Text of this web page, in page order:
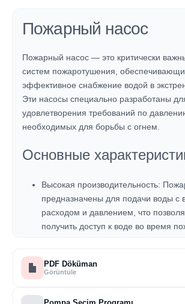
Пожарный насос
Пожарный насос — это критически
систем пожаротушения,
эффективное снабжение водой в
Эти насосы специально разработаны
удовлетворения требований по
необходимых для борьбы с огнем.
Основные
Высокая производительность:
предназначены для подачи воды с
расходом и давлением, что
получить доступ к воде во время
выдерживать жесткие условия,
Автоматическая работа:
PDF Döküman
Görüntüle